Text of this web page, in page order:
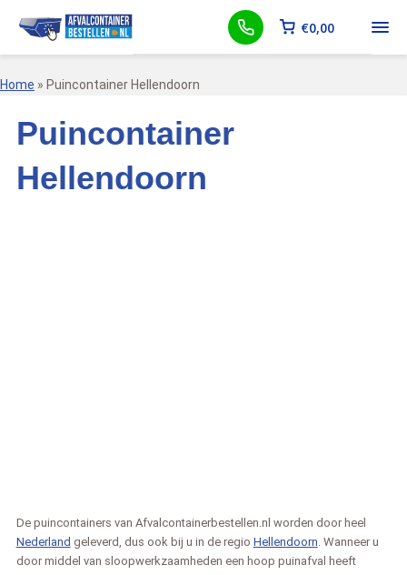
€0,00
Home » Puincontainer Hellendoorn
Puincontainer
Hellendoorn
De puincontainers van Afvalcontainerbestellen.nl worden door heel
Nederland geleverd, dus ook bij u in de regio Hellendoorn . Wanneer u
door middel van sloopwerkzaamheden een hoop puinafval heeft